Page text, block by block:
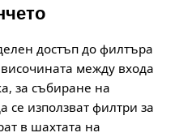
достъп до филтъра
между входа
за събиране на
се използват филтри за
в шахтата на